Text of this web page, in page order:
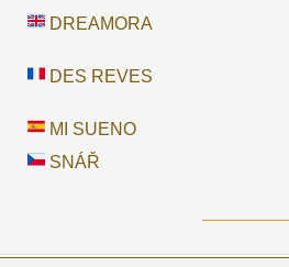
DREAMORA
DES REVES
MI SUENO
SNÁŘ